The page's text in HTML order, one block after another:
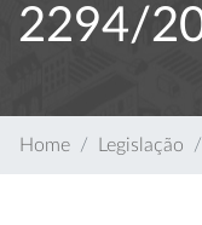
2294/
Home Legislação